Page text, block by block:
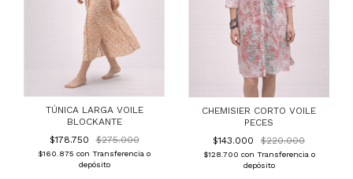
TÚNICA LARGA VOILE
BLOCKANTE
$178.750
$275.000
$160.875 con Transferencia o
depósito
CHEMISIER CORTO VOILE
PECES
$143.000
$220.000
$128.700 con Transferencia o
depósito